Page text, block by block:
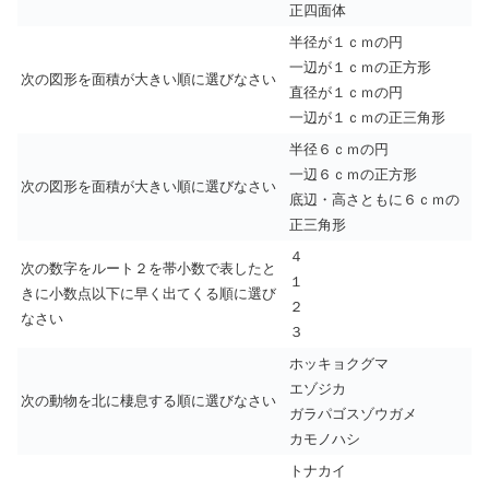
正四面体
次の図形を面積が大きい順に選びなさい
半径が１ｃｍの円
一辺が１ｃｍの正方形
直径が１ｃｍの円
一辺が１ｃｍの正三角形
次の図形を面積が大きい順に選びなさい
半径６ｃｍの円
一辺６ｃｍの正方形
底辺・高さともに６ｃｍの
正三角形
次の数字をルート２を帯小数で表したと
きに小数点以下に早く出てくる順に選び
なさい
４
１
２
３
次の動物を北に棲息する順に選びなさい
ホッキョクグマ
エゾジカ
ガラパゴスゾウガメ
カモノハシ
トナカイ